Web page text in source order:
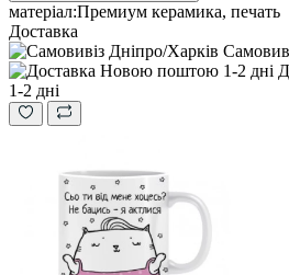
матеріал:Премиум керамика, печать
Доставка
1-2 дні